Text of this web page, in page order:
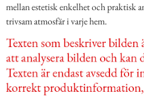
mellan estetisk enkelhet och praktisk
trivsam atmosfär i varje hem.